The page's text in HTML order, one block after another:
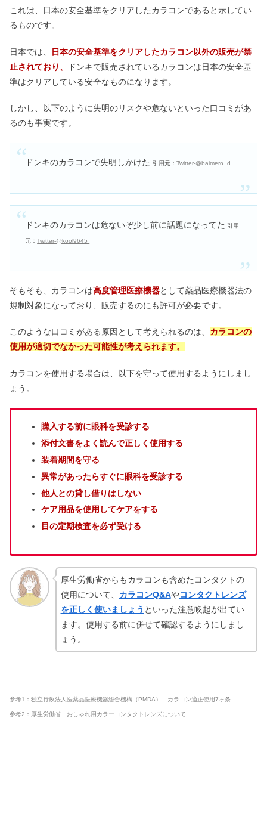
これは、日本の安全基準をクリアしたカラコンであると示してい
るものです。
日本では、
日本の安全基準をクリアしたカラコン以外の販売が禁
止されており、
ドンキで販売されているカラコンは日本の安全基
準はクリアしている安全なものになります。
しかし、以下のように失明のリスクや危ないといった口コミがあ
るのも事実です。
ドンキのカラコンで失明しかけた 引用元：Twitter-@baimero_d
ドンキのカラコンは危ないぞ少し前に話題になってた 引用
元：Twitter-@kool9645
そもそも、カラコンは高度管理医療機器として薬品医療機器法の
規制対象になっており、販売するのにも許可が必要です。
このような口コミがある原因として考えられるのは、 カラコンの
使用が適切でなかった可能性が考えられます。
カラコンを使用する場合は、以下を守って使用するようにしまし
ょう。
購入する前に眼科を受診する
添付文書をよく読んで正しく使用する
装着期間を守る
異常があったらすぐに眼科を受診する
他人との貸し借りはしない
ケア用品を使用してケアをする
目の定期検査を必ず受ける
厚生労働省からもカラコンも含めたコンタクトの
使用について、 カラコンQ&Aやコンタクトレンズ
を正しく使いましょう といった注意喚起が出てい
ます。使用する前に併せて確認するようにしまし
ょう。
参考1：独立行政法人医薬品医療機器総合機構（PMDA） カラコン適正使用7ヶ条
参考2：厚生労働省 おしゃれ用カラーコンタクトレンズについて